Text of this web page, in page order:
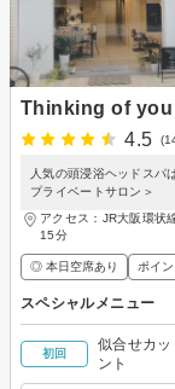
Thinking of
4.5
人気の頭浸浴ヘッドス
プライベートサロン＞
アクセス：JR大阪環状
15分
◎ 本日空席あり ポイ
スペシャルメニュー
初回
似合せカ
ント